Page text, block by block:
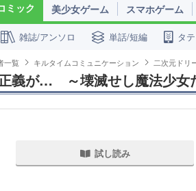
ミック 美少女ゲーム スマホゲーム
雑誌/アンソロ 単話/短編 タ
一覧 キルタイムコミュニケーション 二次元ドリ
義が…　～壊滅せし魔法少女
試し読み